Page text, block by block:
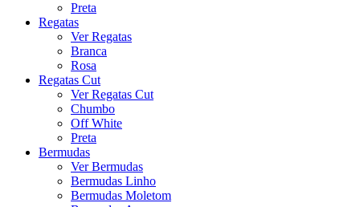
Preta
Regatas
Ver Regatas
Branca
Rosa
Regatas Cut
Ver Regatas Cut
Chumbo
Off White
Preta
Bermudas
Ver Bermudas
Bermudas Linho
Bermudas Moletom